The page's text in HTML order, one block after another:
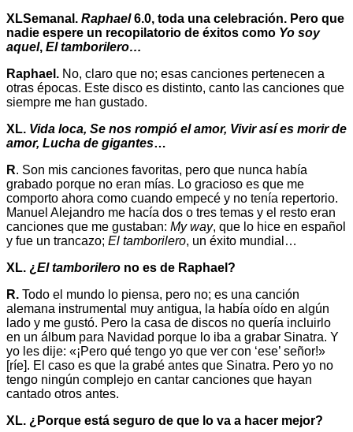
XLSemanal. Raphael6.0, toda una celebración. Pero que
nadie espere un recopilatorio de éxitos como Yo soy
aquel, El tamborilero…
Raphael. No, claro que no; esas canciones pertenecen a
otras épocas. Este disco es distinto, canto las canciones que
siempre me han gustado.
XL. Vida loca, Se nos rompió el amor, Vivir así es morir de
amor, Lucha de gigantes…
R. Son mis canciones favoritas, pero que nunca había
grabado porque no eran mías. Lo gracioso es que me
comporto ahora como cuando empecé y no tenía repertorio.
Manuel Alejandro me hacía dos o tres temas y el resto eran
canciones que me gustaban: My way, que lo hice en español
y fue un trancazo; El tamborilero, un éxito mundial…
XL. ¿El tamborilero no es de Raphael?
R. Todo el mundo lo piensa, pero no; es una canción
alemana instrumental muy antigua, la había oído en algún
lado y me gustó. Pero la casa de discos no quería incluirlo
en un álbum para Navidad porque lo iba a grabar Sinatra. Y
yo les dije: «¡Pero qué tengo yo que ver con ‘ese’ señor!»
[ríe]. El caso es que la grabé antes que Sinatra. Pero yo no
tengo ningún complejo en cantar canciones que hayan
cantado otros antes.
XL. ¿Porque está seguro de que lo va a hacer mejor?